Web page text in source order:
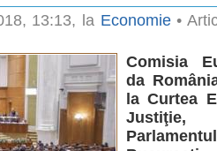
13:13, la Economie•
Comisia
da
la Curtea